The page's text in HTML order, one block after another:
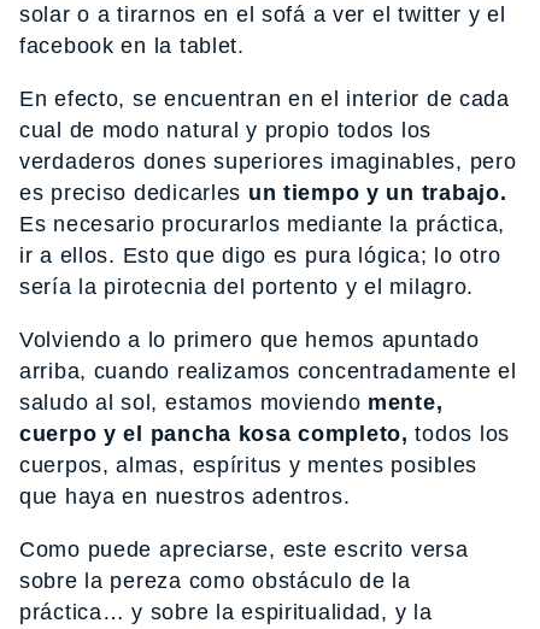
solar o a tirarnos en el sofá a ver el twitter y el
facebook en la tablet.
En efecto, se encuentran en el interior de cada
cual de modo natural y propio todos los
verdaderos dones superiores imaginables, pero
es preciso dedicarles un tiempo y un trabajo.
Es necesario procurarlos mediante la práctica,
ir a ellos. Esto que digo es pura lógica; lo otro
sería la pirotecnia del portento y el milagro.
Volviendo a lo primero que hemos apuntado
arriba, cuando realizamos concentradamente el
saludo al sol, estamos moviendo mente,
cuerpo y el pancha kosa completo, todos los
cuerpos, almas, espíritus y mentes posibles
que haya en nuestros adentros.
Como puede apreciarse, este escrito versa
sobre la pereza como obstáculo de la
práctica… y sobre la espiritualidad, y la